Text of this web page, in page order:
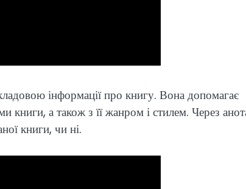
інформації про книгу. Вона допомагає
книги, а також з її жанром і стилем. Через
книги, чи ні.